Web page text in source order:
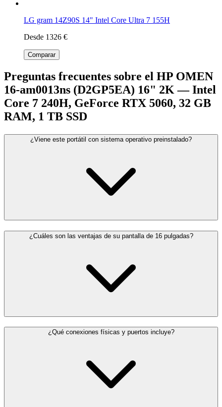
LG gram 14Z90S 14" Intel Core Ultra 7 155H
Desde 1326 €
Comparar
Preguntas frecuentes sobre el HP OMEN
16-am0013ns (D2GP5EA) 16" 2K — Intel
Core 7 240H, GeForce RTX 5060, 32 GB
RAM, 1 TB SSD
¿Viene este portátil con sistema operativo preinstalado?
¿Cuáles son las ventajas de su pantalla de 16 pulgadas?
¿Qué conexiones físicas y puertos incluye?